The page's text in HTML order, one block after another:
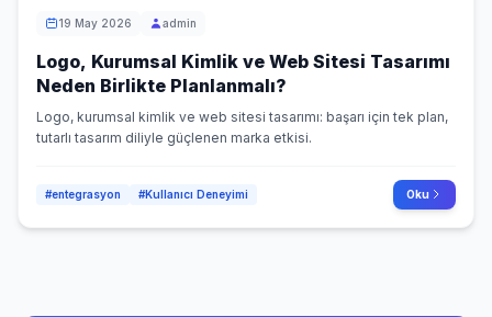
19 May 2026 admin
Logo, Kurumsal Kimlik ve Web Sitesi Tasarımı
Neden Birlikte Planlanmalı?
Logo, kurumsal kimlik ve web sitesi tasarımı: başarı için tek plan,
tutarlı tasarım diliyle güçlenen marka etkisi.
#entegrasyon #Kullanıcı Deneyimi Oku